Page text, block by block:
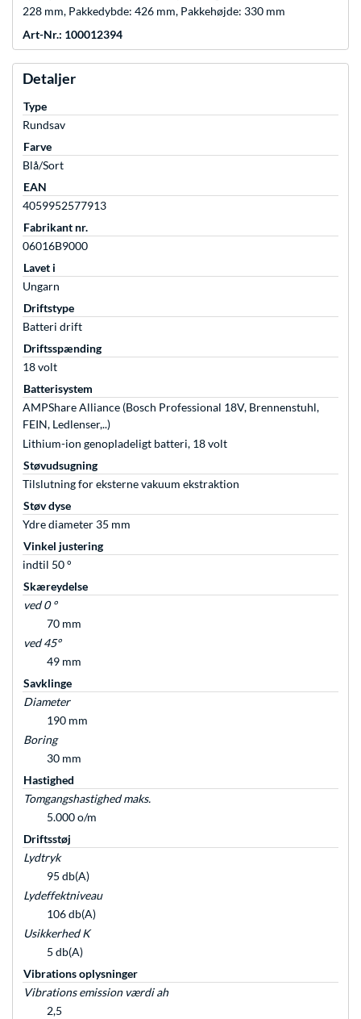
228 mm, Pakkedybde: 426 mm, Pakkehøjde: 330 mm
Art-Nr.: 100012394
Detaljer
Type
Rundsav
Farve
Blå/Sort
EAN
4059952577913
Fabrikant nr.
06016B9000
Lavet i
Ungarn
Driftstype
Batteri drift
Driftsspænding
18 volt
Batterisystem
AMPShare Alliance (Bosch Professional 18V, Brennenstuhl,
FEIN, Ledlenser,..)
Lithium-ion genopladeligt batteri, 18 volt
Støvudsugning
Tilslutning for eksterne vakuum ekstraktion
Støv dyse
Ydre diameter 35 mm
Vinkel justering
indtil 50 °
Skæreydelse
ved 0 °
70 mm
ved 45°
49 mm
Savklinge
Diameter
190 mm
Boring
30 mm
Hastighed
Tomgangshastighed maks.
5.000 o/m
Driftsstøj
Lydtryk
95 db(A)
Lydeffektniveau
106 db(A)
Usikkerhed K
5 db(A)
Vibrations oplysninger
Vibrations emission værdi ah
2,5